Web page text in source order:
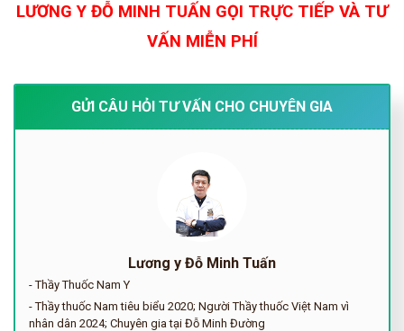
LƯƠNG Y ĐỖ MINH TUẤN GỌI TRỰC TIẾP VÀ TƯ
VẤN MIỄN PHÍ
GỬI CÂU HỎI TƯ VẤN CHO CHUYÊN GIA
Lương y Đỗ Minh Tuấn
- Thầy Thuốc Nam Y
- Thầy thuốc Nam tiêu biểu 2020; Người Thầy thuốc Việt Nam vì
nhân dân 2024; Chuyên gia tại Đỗ Minh Đường